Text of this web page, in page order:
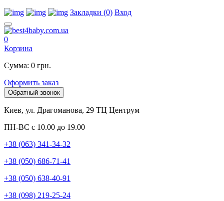
Закладки (0) Вход
0
Корзина
Сумма: 0 грн.
Оформить заказ
Обратный звонок
Киев, ул. Драгоманова, 29 ТЦ Центрум
ПН-ВС с 10.00 до 19.00
+38 (063) 341-34-32
+38 (050) 686-71-41
+38 (050) 638-40-91
+38 (098) 219-25-24